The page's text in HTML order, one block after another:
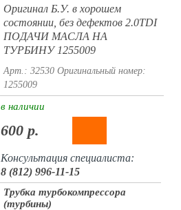
Оригинал Б.У. в хорошем
состоянии, без дефектов 2.0TDI
ПОДАЧИ МАСЛА НА
ТУРБИНУ 1255009
Арт.: 32530 Оригинальный номер:
1255009
в наличии
600 р.
Консультация специалиста:
8 (812) 996-11-15
Трубка турбокомпрессора
(турбины)